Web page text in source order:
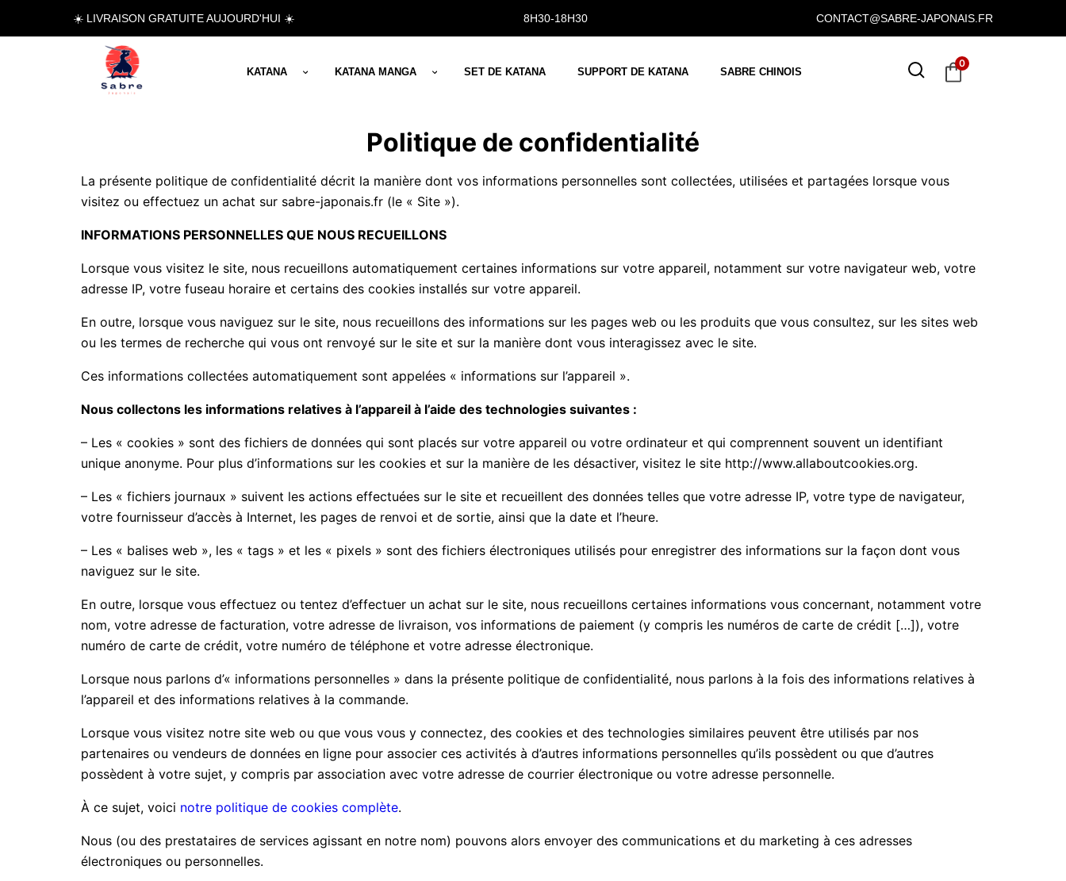
☀️ LIVRAISON GRATUITE AUJOURD'HUI ☀️ 8H30-18H30 CONTACT@SABRE-JAPONAIS.FR
KATANA KATANA MANGA SET DE KATANA SUPPORT DE KATANA SABRE CHINOIS
0
Politique de confidentialité
La présente politique de confidentialité décrit la manière dont vos informations personnelles sont collectées, utilisées et partagées lorsque vous
visitez ou effectuez un achat sur sabre-japonais.fr (le « Site »).
INFORMATIONS PERSONNELLES QUE NOUS RECUEILLONS
Lorsque vous visitez le site, nous recueillons automatiquement certaines informations sur votre appareil, notamment sur votre navigateur web, votre
adresse IP, votre fuseau horaire et certains des cookies installés sur votre appareil.
En outre, lorsque vous naviguez sur le site, nous recueillons des informations sur les pages web ou les produits que vous consultez, sur les sites web
ou les termes de recherche qui vous ont renvoyé sur le site et sur la manière dont vous interagissez avec le site.
Ces informations collectées automatiquement sont appelées « informations sur l’appareil ».
Nous collectons les informations relatives à l’appareil à l’aide des technologies suivantes :
– Les « cookies » sont des fichiers de données qui sont placés sur votre appareil ou votre ordinateur et qui comprennent souvent un identifiant
unique anonyme. Pour plus d’informations sur les cookies et sur la manière de les désactiver, visitez le site http://www.allaboutcookies.org.
– Les « fichiers journaux » suivent les actions effectuées sur le site et recueillent des données telles que votre adresse IP, votre type de navigateur,
votre fournisseur d’accès à Internet, les pages de renvoi et de sortie, ainsi que la date et l’heure.
– Les « balises web », les « tags » et les « pixels » sont des fichiers électroniques utilisés pour enregistrer des informations sur la façon dont vous
naviguez sur le site.
En outre, lorsque vous effectuez ou tentez d’effectuer un achat sur le site, nous recueillons certaines informations vous concernant, notamment votre
nom, votre adresse de facturation, votre adresse de livraison, vos informations de paiement (y compris les numéros de carte de crédit […]), votre
numéro de carte de crédit, votre numéro de téléphone et votre adresse électronique.
Lorsque nous parlons d’« informations personnelles » dans la présente politique de confidentialité, nous parlons à la fois des informations relatives à
l’appareil et des informations relatives à la commande.
Lorsque vous visitez notre site web ou que vous vous y connectez, des cookies et des technologies similaires peuvent être utilisés par nos
partenaires ou vendeurs de données en ligne pour associer ces activités à d’autres informations personnelles qu’ils possèdent ou que d’autres
possèdent à votre sujet, y compris par association avec votre adresse de courrier électronique ou votre adresse personnelle.
À ce sujet, voici notre politique de cookies complète.
Nous (ou des prestataires de services agissant en notre nom) pouvons alors envoyer des communications et du marketing à ces adresses
électroniques ou personnelles.